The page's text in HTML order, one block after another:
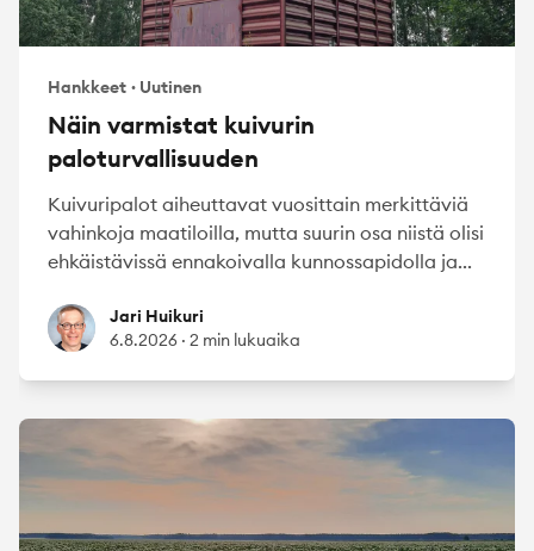
Hankkeet · Uutinen
Näin varmistat kuivurin
paloturvallisuuden
Kuivuripalot aiheuttavat vuosittain merkittäviä
vahinkoja maatiloilla, mutta suurin osa niistä olisi
ehkäistävissä ennakoivalla kunnossapidolla ja...
Jari HuikuriJari Huikuri
6.8.2026 · 2 min lukuaika